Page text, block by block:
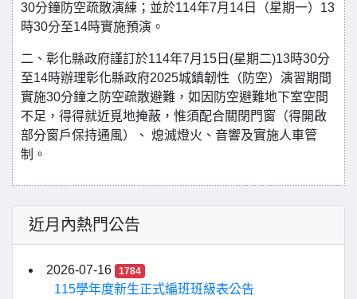
30分鐘防空疏散演練；並於114年7月14日（星期一）13
時30分至14時實施預演。
二、彰化縣政府謹訂於114年7月15日(星期二)13時30分
至14時辦理彰化縣政府2025城鎮韌性（防空）演習期間
實施30分鐘之防空疏散避難，如因防空避難地下室空間
不足，得得就近覓地掩蔽，惟須配合關閉門窗（得開啟
部分窗戶保持通風）、 熄滅燈火、音響及實施人車管
制。
近月內熱門公告
2026-07-16 1784
115學年度新生正式編班班級表公告